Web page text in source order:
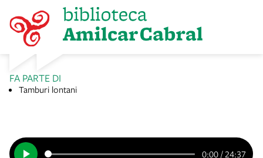
0:00 / 24:37
FA PARTE DI
Tamburi lontani